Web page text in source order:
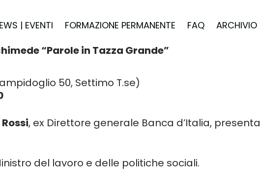
| EVENTI FORMAZIONE PERMANENTE FAQ ARCHIVIO
“Parole in Tazza Grande”
50, Settimo T.se)
Rossi, ex Direttore generale Banca d’Italia, presenta
del lavoro e delle politiche sociali.